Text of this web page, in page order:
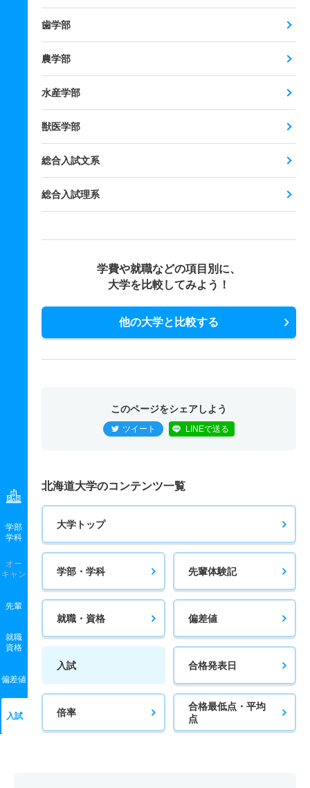
学部
学科
オー
キャン
先輩
就職
資格
偏差値
入試
歯学部
農学部
水産学部
獣医学部
総合入試文系
総合入試理系
学費や就職などの項目別に、
大学を比較してみよう！
他の大学と比較する
このページをシェアしよう
ツイート LINEで送る
北海道大学のコンテンツ一覧
大学トップ
学部・学科 先輩体験記
就職・資格 偏差値
入試 合格発表日
倍率
合格最低点・平均
点